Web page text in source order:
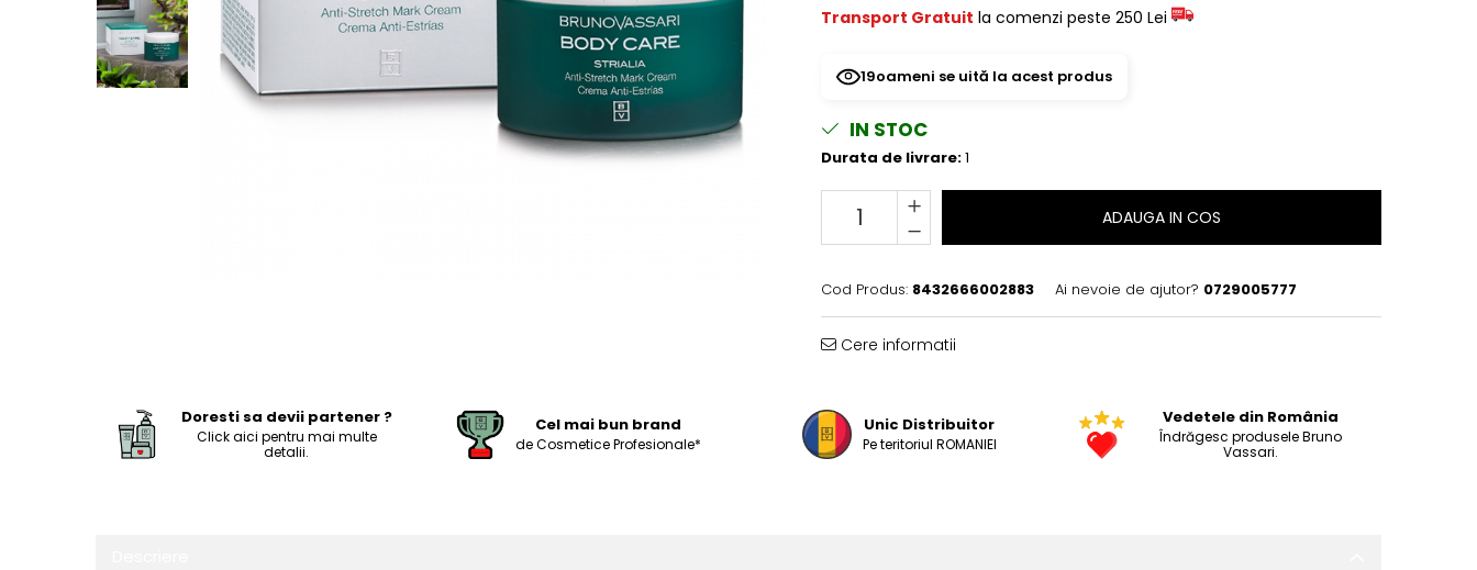
Body Care - Pentru corp
Collagen Booster - Ten Matur
Glyco System - Acid Glicolic
Transport Gratuit la comenzi peste 250 Lei
19oameni se uită la acest produs
IN STOC
Durata de livrare:1
ADAUGA IN COS
Cod Produs: 8432666002883 Ai nevoie de ajutor? 0729005777
Cere informatii
Doresti sa devii partener ?
Click aici pentru mai multe
detalii.
Cel mai bun brand
de Cosmetice Profesionale*
Unic Distribuitor
Pe teritoriul ROMANIEI
Vedetele din România
Îndrăgesc produsele Bruno
Vassari.